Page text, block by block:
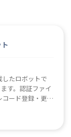
したロボットで
す。認証ファイ
ード登録・更新
アップロードフ